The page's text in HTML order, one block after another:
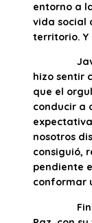
entorno a
vida social
territorio. Y
Javier
hizo sentir
que el
conducir a
nosotros
consiguió,
pendiente
conformar